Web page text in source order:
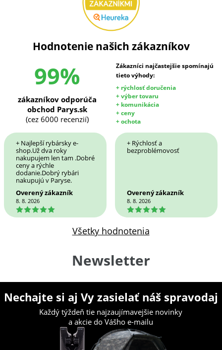
Hodnotenie našich zákazníkov
99%
Zákazníci najčastejšie spomínajú
tieto výhody:
+ rýchlosť doručenia
+ výber tovaru
+ komunikácia
+ ceny
+ ochota
zákazníkov odporúča
obchod Parys.sk
(cez 6000 recenzií)
+ Najlepší rybársky e-
shop.Už dva roky
nakupujem len tam .Dobré
ceny a rýchle
dodanie.Dobrý rybári
nakupujú v Paryse.
Overený zákazník
8. 8. 2026
5
+ Rýchlosť a
bezproblémovosť
Overený zákazník
8. 8. 2026
5
Všetky hodnotenia
Newsletter
Nechajte si aj Vy zasielať náš spravodaj
Každý týždeň tie najzaujímavejšie novinky
a akcie do Vášho e-mailu